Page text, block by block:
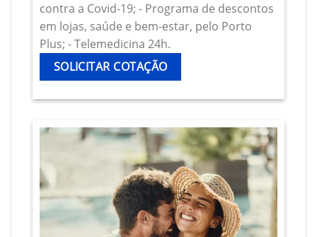
contra a Covid-19; - Programa de descontos
em lojas, saúde e bem-estar, pelo Porto
Plus; - Telemedicina 24h.
SOLICITAR COTAÇÃO